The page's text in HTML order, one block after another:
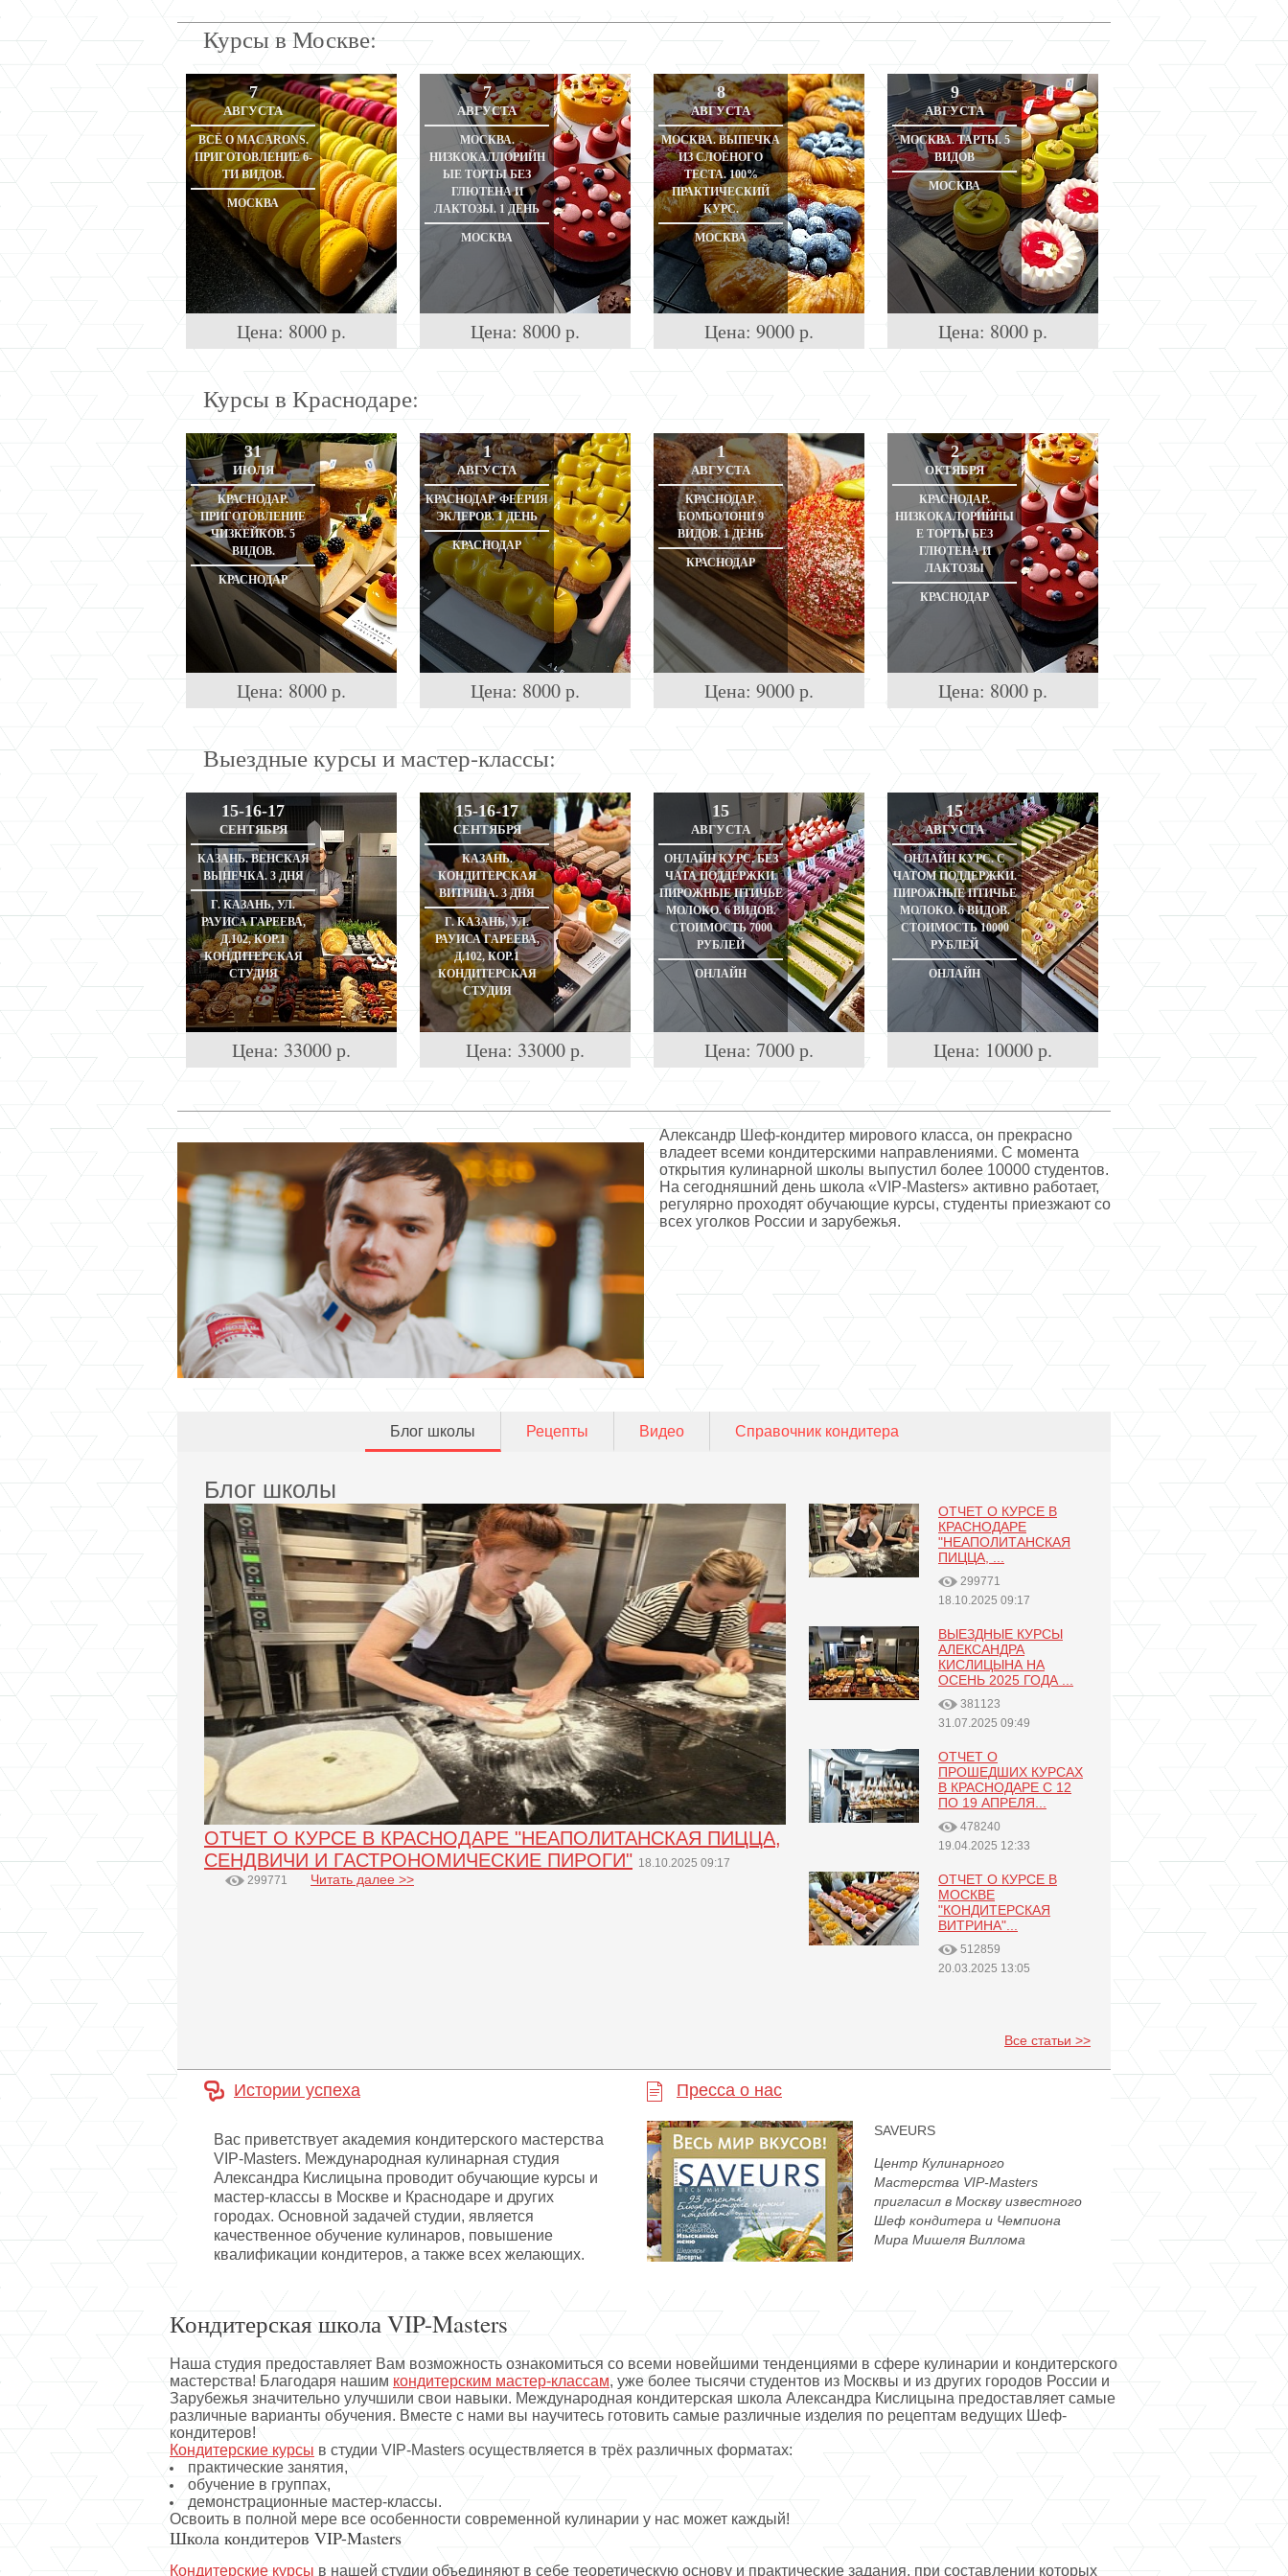
Курсы в Москве:
7
АВГУСТА
ВСЁ О MACARONS.
ПРИГОТОВЛЕНИЕ 6-
ТИ ВИДОВ.
МОСКВА
Цена: 8000р.
7
АВГУСТА
МОСКВА.
НИЗКОКАЛЛОРИЙН
ЫЕ ТОРТЫ БЕЗ
ГЛЮТЕНА И
ЛАКТОЗЫ. 1 ДЕНЬ
МОСКВА
Цена: 8000р.
8
АВГУСТА
МОСКВА. ВЫПЕЧКА
ИЗ СЛОЁНОГО
ТЕСТА. 100%
ПРАКТИЧЕСКИЙ
КУРС.
МОСКВА
Цена: 9000р.
9
АВГУСТА
МОСКВА. ТАРТЫ. 5
ВИДОВ
МОСКВА
Цена: 8000р.
Курсы в Краснодаре:
31
ИЮЛЯ
КРАСНОДАР.
ПРИГОТОВЛЕНИЕ
ЧИЗКЕЙКОВ. 5
ВИДОВ.
КРАСНОДАР
Цена: 8000р.
1
АВГУСТА
КРАСНОДАР. ФЕЕРИЯ
ЭКЛЕРОВ. 1 ДЕНЬ
КРАСНОДАР
Цена: 8000р.
1
АВГУСТА
КРАСНОДАР.
БОМБОЛОНИ 9
ВИДОВ. 1 ДЕНЬ
КРАСНОДАР
Цена: 9000р.
2
ОКТЯБРЯ
КРАСНОДАР.
НИЗКОКАЛОРИЙНЫ
Е ТОРТЫ БЕЗ
ГЛЮТЕНА И
ЛАКТОЗЫ
КРАСНОДАР
Цена: 8000р.
Выездные курсы и мастер-классы:
15-16-17
СЕНТЯБРЯ
КАЗАНЬ. ВЕНСКАЯ
ВЫПЕЧКА. 3 ДНЯ
Г. КАЗАНЬ, УЛ.
РАУИСА ГАРЕЕВА,
Д.102, КОР.1
КОНДИТЕРСКАЯ
СТУДИЯ
Цена: 33000р.
15-16-17
СЕНТЯБРЯ
КАЗАНЬ.
КОНДИТЕРСКАЯ
ВИТРИНА. 3 ДНЯ
Г. КАЗАНЬ, УЛ.
РАУИСА ГАРЕЕВА,
Д.102, КОР.1
КОНДИТЕРСКАЯ
СТУДИЯ
Цена: 33000р.
15
АВГУСТА
ОНЛАЙН КУРС. БЕЗ
ЧАТА ПОДДЕРЖКИ.
ПИРОЖНЫЕ ПТИЧЬЕ
МОЛОКО. 6 ВИДОВ.
СТОИМОСТЬ 7000
РУБЛЕЙ
ОНЛАЙН
Цена: 7000р.
15
АВГУСТА
ОНЛАЙН КУРС. С
ЧАТОМ ПОДДЕРЖКИ.
ПИРОЖНЫЕ ПТИЧЬЕ
МОЛОКО. 6 ВИДОВ.
СТОИМОСТЬ 10000
РУБЛЕЙ
ОНЛАЙН
Цена: 10000р.
Александр Шеф-кондитер мирового класса, он прекрасно
владеет всеми кондитерскими направлениями. С момента
открытия кулинарной школы выпустил более 10000 студентов.
На сегодняшний день школа «VIP-Masters» активно работает,
регулярно проходят обучающие курсы, студенты приезжают со
всех уголков России и зарубежья.
Блог школы Рецепты Видео Справочник кондитера
Блог школы
ОТЧЕТ О КУРСЕ В КРАСНОДАРЕ "НЕАПОЛИТАНСКАЯ ПИЦЦА,
СЕНДВИЧИ И ГАСТРОНОМИЧЕСКИЕ ПИРОГИ" 18.10.2025 09:17
299771
Читать далее >>
ОТЧЕТ О КУРСЕ В
КРАСНОДАРЕ
"НЕАПОЛИТАНСКАЯ
ПИЦЦА, ...
299771
18.10.2025 09:17
ВЫЕЗДНЫЕ КУРСЫ
АЛЕКСАНДРА
КИСЛИЦЫНА НА
ОСЕНЬ 2025 ГОДА ...
381123
31.07.2025 09:49
ОТЧЕТ О
ПРОШЕДШИХ КУРСАХ
В КРАСНОДАРЕ С 12
ПО 19 АПРЕЛЯ...
478240
19.04.2025 12:33
ОТЧЕТ О КУРСЕ В
МОСКВЕ
"КОНДИТЕРСКАЯ
ВИТРИНА"...
512859
20.03.2025 13:05
Все статьи >>
Истории успеха
Вас приветствует академия кондитерского мастерства
VIP-Masters. Международная кулинарная студия
Александра Кислицына проводит обучающие курсы и
мастер-классы в Москве и Краснодаре и других
городах. Основной задачей студии, является
качественное обучение кулинаров, повышение
квалификации кондитеров, а также всех желающих.
Пресса о нас
SAVEURS
Центр Кулинарного
Мастерства VIP-Masters
пригласил в Москву известного
Шеф кондитера и Чемпиона
Мира Мишеля Виллома
Кондитерская школа VIP-Masters
Наша студия предоставляет Вам возможность ознакомиться со всеми новейшими тенденциями в сфере кулинарии и кондитерского
мастерства! Благодаря нашим кондитерским мастер-классам, уже более тысячи студентов из Москвы и из других городов России и
Зарубежья значительно улучшили свои навыки. Международная кондитерская школа Александра Кислицына предоставляет самые
различные варианты обучения. Вместе с нами вы научитесь готовить самые различные изделия по рецептам ведущих Шеф-
кондитеров!
Кондитерские курсы в студии VIP-Masters осуществляется в трёх различных форматах:
практические занятия,
обучение в группах,
демонстрационные мастер-классы.
Освоить в полной мере все особенности современной кулинарии у нас может каждый!
Школа кондитеров VIP-Masters
Кондитерские курсы в нашей студии объединяют в себе теоретическую основу и практические задания, при составлении которых